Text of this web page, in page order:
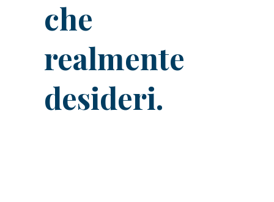
che
realmente
desideri.